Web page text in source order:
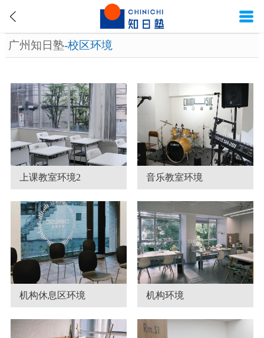
广州知日塾-校区环境
上课教室环境2 音乐教室环境
机构休息区环境 机构环境